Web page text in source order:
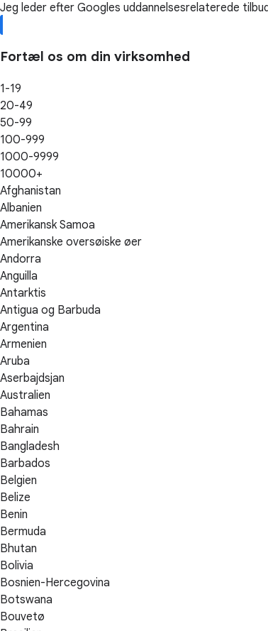
Jeg leder efter Googles uddannelsesrelaterede
Fortæl os om din virksomhed
1-19
20-49
50-99
100-999
1000-9999
10000+
Afghanistan
Albanien
Amerikansk Samoa
Amerikanske oversøiske øer
Andorra
Anguilla
Antarktis
Antigua og Barbuda
Argentina
Armenien
Aruba
Aserbajdsjan
Australien
Bahamas
Bahrain
Bangladesh
Barbados
Belgien
Belize
Benin
Bermuda
Bhutan
Bolivia
Bosnien-Hercegovina
Botswana
Bouvetø